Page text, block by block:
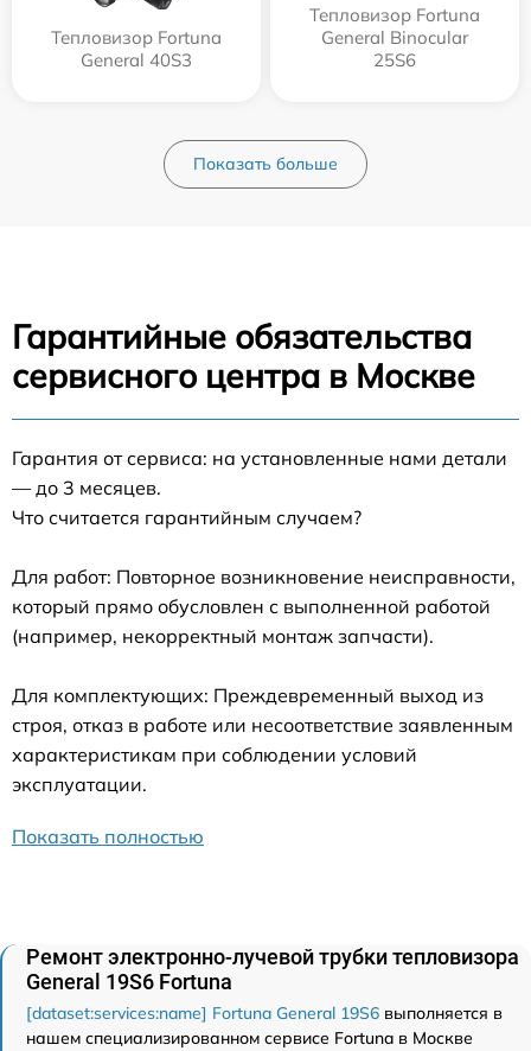
Тепловизор Fortuna
General 40S3
Тепловизор Fortuna
General Binocular
25S6
Показать больше
Гарантийные обязательства
сервисного центра в Москве
Гарантия от сервиса: на установленные нами детали
— до 3 месяцев.
Что считается гарантийным случаем?
Для работ: Повторное возникновение неисправности,
который прямо обусловлен с выполненной работой
(например, некорректный монтаж запчасти).
Для комплектующих: Преждевременный выход из
строя, отказ в работе или несоответствие заявленным
характеристикам при соблюдении условий
эксплуатации.
Показать полностью
Ремонт электронно-лучевой трубки тепловизора
General 19S6 Fortuna
[dataset:services:name] Fortuna General 19S6 выполняется в
нашем специализированном сервисе Fortuna в Москве